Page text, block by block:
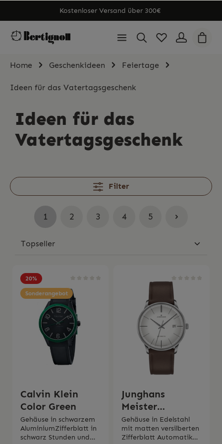
Kostenloser Versand über 300€
Home Geschenkideen Feiertage
Ideen für das Vatertagsgeschenk
Ideen für das
Vatertagsgeschenk
Filter
1 2 3 4 5
20%
Sonderangebot
Calvin Klein
Color Green
Gehäuse in schwarzem
AluminiumZifferblatt in
schwarz Stunden und
Junghans
Meister
Automatik
classy
Gehäuse in Edelstahl
mit matten versilberten
Zifferblatt Automatikwe